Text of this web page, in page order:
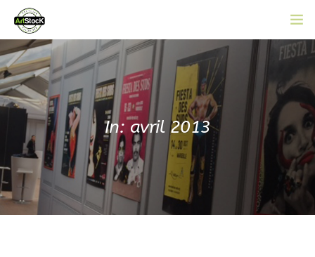
ACCUEIL
L’ASSOCIATION
CATALOGUE EN LIGNE
ACTUALITÉS
CONTACT
ADHÉRER
In: avril 2013